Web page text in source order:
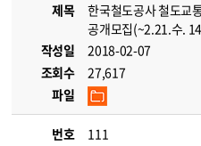
제목
한국철도공사 철도교
공개모집(~2.21.수.
작성일
2018-02-07
조회수
27,617
파일
번호
111